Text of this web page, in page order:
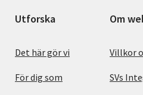
Utforska
Det här gör vi
För dig som
Om
Villkor
SVs